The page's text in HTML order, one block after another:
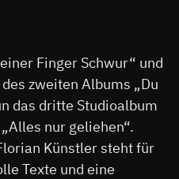
Finger Schwur“ und
zweiten Albums „Du
das dritte Studioalbum
nur geliehen“.
Künstler steht für
Texte und eine